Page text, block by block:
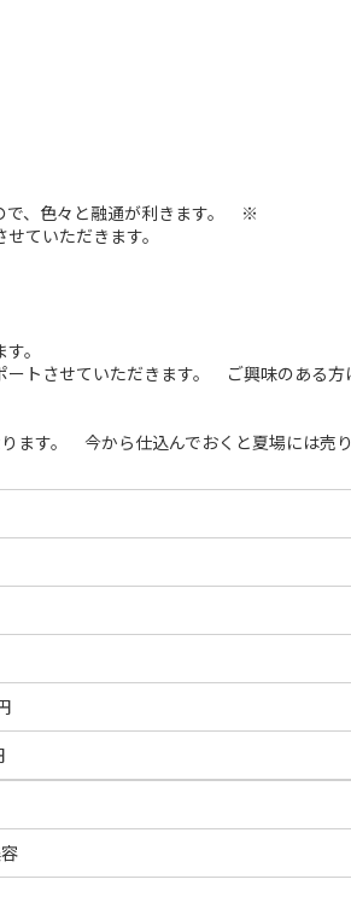
で、色々と融通が利きます。 ※
ていただきます。
。
トさせていただきます。 ご興味のある方
ます。 今から仕込んでおくと夏場には売